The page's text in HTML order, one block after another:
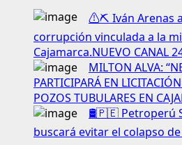
⚠️⛏️ Iván Arenas
corrupción vinculada a la
Cajamarca.NUEVO CANAL
MILTON ALVA:
PARTICIPARÁ EN
POZOS TUBULARES EN
🛢️🇵🇪 Petroperú
buscará evitar el colapso